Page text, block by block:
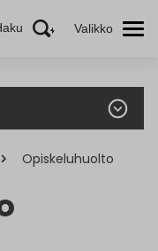
Valikko
Opiskeluhuolto